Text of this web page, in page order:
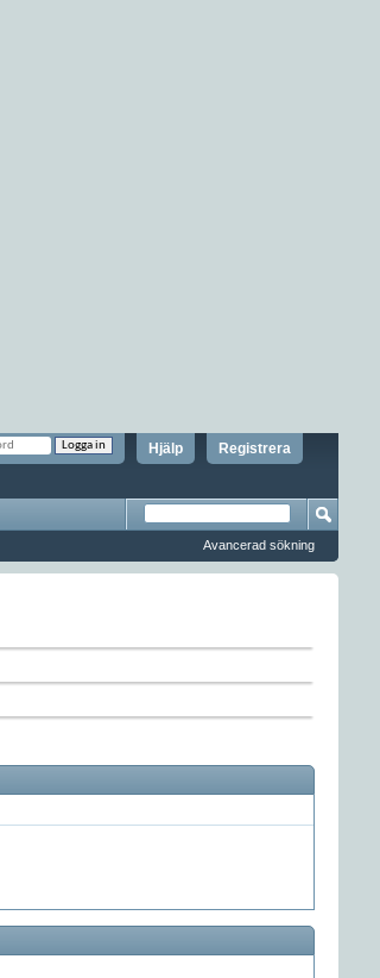
Registrera
Hjälp
Avancerad sökning